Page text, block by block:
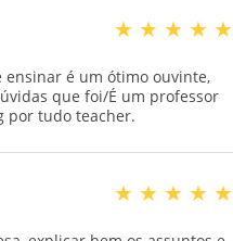
★ ★ ★ ★ ★
ensinar é um ótimo ouvinte,
que foi/É um professor
por tudo teacher.
★ ★ ★ ★ ★